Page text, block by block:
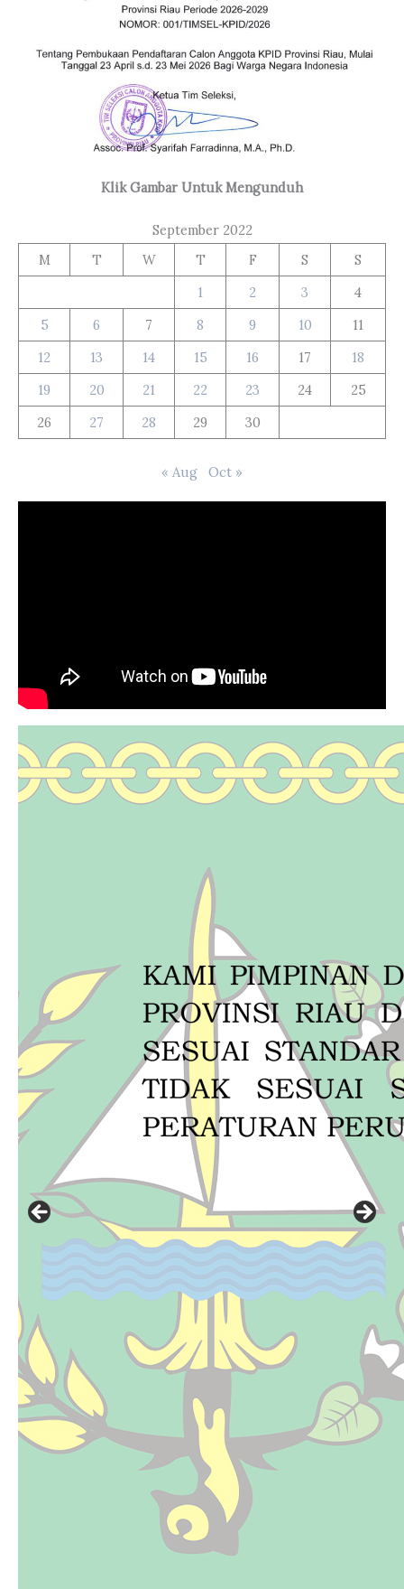
Klik Gambar Untuk Mengunduh
September 2022
M
T W T F S
S
1
2 3
4
5
6 7 8 9 10
11
12
13 14 15 16 17
18
19
20 21 22 23 24
25
26
27 28 29 30
« Aug Oct »